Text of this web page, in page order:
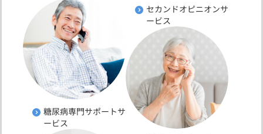
セカンドオピニオンサ
ービス
糖尿病専門サポートサ
ービス